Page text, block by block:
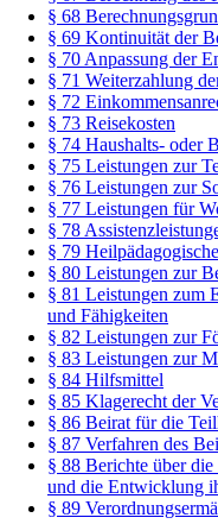
§ 68
§ 69 Kontinuität der
§ 70 Anpassung der
§ 71 Weiterzahlung
§ 72
§ 73 Reisekosten
§ 74 Haushalts- oder
§ 75 Leistungen zur
§ 76 Leistungen zur
§ 77 Leistungen für
§ 78
§ 79
§ 80 Leistungen zur
§ 81 Leistungen zum
und Fähigkeiten
§ 82 Leistungen zur
§ 83 Leistungen zur
§ 84 Hilfsmittel
§ 85 Klagerecht der
§ 86 Beirat für die
§ 87 Verfahren des
§ 88 Berichte über
und die Entwicklung
§ 89